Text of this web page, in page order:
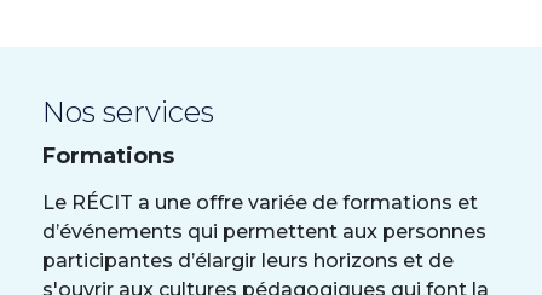
Nos services
Formations
Le RÉCIT a une offre variée de formations et
d’événements qui permettent aux personnes
participantes d’élargir leurs horizons et de
s'ouvrir aux cultures pédagogiques qui font la